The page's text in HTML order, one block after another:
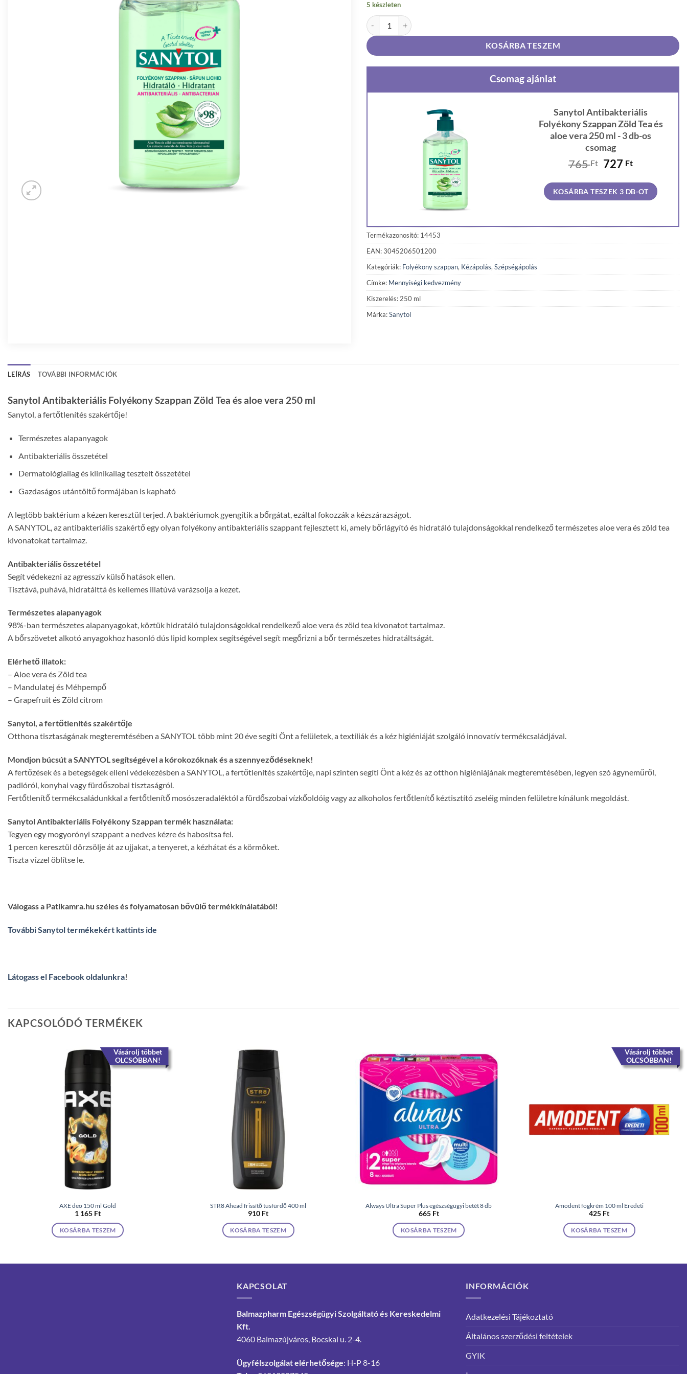
5 készleten
Sanytol Antibakteriális Folyékony Szappan Zöld Tea és aloe vera 250 ml mennyiség
KOSÁRBA TESZEM
Csomag ajánlat
Sanytol Antibakteriális
Folyékony Szappan Zöld Tea és
aloe vera 250 ml - 3 db-os
csomag
765Ft Original
was:
765 Ft.
727 FtCurrent
is:
727 Ft.
KOSÁRBA TESZEK 3 DB-OT
Termékazonosító: 14453
EAN: 3045206501200
Kategóriák: Folyékony szappan, Kézápolás, Szépségápolás
Címke: Mennyiségi kedvezmény
Kiszerelés: 250 ml
Márka:Sanytol
LEÍRÁS TOVÁBBI INFORMÁCIÓK
Sanytol Antibakteriális Folyékony Szappan Zöld Tea és aloe vera 250 ml
Sanytol, a fertőtlenítés szakértője!
Természetes alapanyagok
Antibakteriális összetétel
Dermatológiailag és klinikailag tesztelt összetétel
Gazdaságos utántöltő formájában is kapható
A legtöbb baktérium a kézen keresztül terjed. A baktériumok gyengítik a bőrgátat, ezáltal fokozzák a kézszárazságot.
A SANYTOL, az antibakteriális szakértő egy olyan folyékony antibakteriális szappant fejlesztett ki, amely bőrlágyító és hidratáló tulajdonságokkal rendelkező természetes aloe vera és zöld tea
kivonatokat tartalmaz.
Antibakteriális összetétel
Segít védekezni az agresszív külső hatások ellen.
Tisztává, puhává, hidratálttá és kellemes illatúvá varázsolja a kezet.
Természetes alapanyagok
98%-ban természetes alapanyagokat, köztük hidratáló tulajdonságokkal rendelkező aloe vera és zöld tea kivonatot tartalmaz.
A bőrszövetet alkotó anyagokhoz hasonló dús lipid komplex segítségével segít megőrizni a bőr természetes hidratáltságát.
Elérhető illatok:
– Aloe vera és Zöld tea
– Mandulatej és Méhpempő
– Grapefruit és Zöld citrom
Sanytol, a fertőtlenítés szakértője
Otthona tisztaságának megteremtésében a SANYTOL több mint 20 éve segíti Önt a felületek, a textíliák és a kéz higiéniáját szolgáló innovatív termékcsaládjával.
Mondjon búcsút a SANYTOL segítségével a kórokozóknak és a szennyeződéseknek!
A fertőzések és a betegségek elleni védekezésben a SANYTOL, a fertőtlenítés szakértője, napi szinten segíti Önt a kéz és az otthon higiéniájának megteremtésében, legyen szó ágyneműről,
padlóról, konyhai vagy fürdőszobai tisztaságról.
Fertőtlenítő termékcsaládunkkal a fertőtlenítő mosószeradaléktól a fürdőszobai vízkőoldóig vagy az alkoholos fertőtlenítő kéztisztító zseléig minden felületre kínálunk megoldást.
Sanytol Antibakteriális Folyékony Szappan termék használata:
Tegyen egy mogyorónyi szappant a nedves kézre és habosítsa fel.
1 percen keresztül dörzsölje át az ujjakat, a tenyeret, a kézhátat és a körmöket.
Tiszta vízzel öblítse le.
Válogass a Patikamra.hu széles és folyamatosan bővülő termékkínálatából!
További Sanytol termékekért kattints ide
Látogass el Facebook oldalunkra!
KAPCSOLÓDÓ TERMÉKEK
Vásárolj többet
OLCSÓBBAN!
AXE deo 150 ml Gold
1 165 Ft
KOSÁRBA TESZEM
STR8 Ahead frissítő tusfürdő 400 ml
910 Ft
KOSÁRBA TESZEM
Always Ultra Super Plus egészségügyi betét 8 db
665 Ft
KOSÁRBA TESZEM
Vásárolj többet
OLCSÓBBAN!
Amodent fogkrém 100 ml Eredeti
425 Ft
KOSÁRBA TESZEM
KAPCSOLAT
Balmazpharm Egészségügyi Szolgáltató és Kereskedelmi
Kft.
4060 Balmazújváros, Bocskai u. 2-4.
Ügyfélszolgálat elérhetősége: H-P 8-16
INFORMÁCIÓK
Adatkezelési Tájékoztató
Általános szerződési feltételek
GYIK